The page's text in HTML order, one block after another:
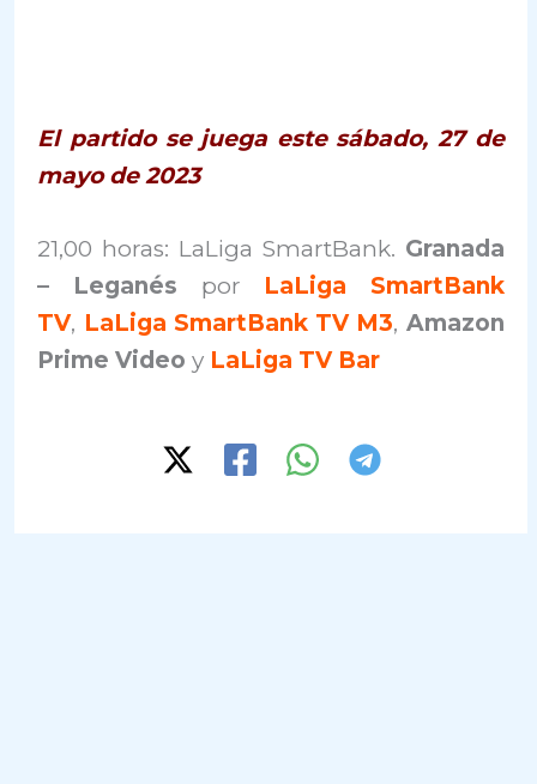
El partido se juega este sábado, 27 de
mayo de 2023
21,00 horas: LaLiga SmartBank. Granada
– Leganés por LaLiga SmartBank
TV, LaLiga SmartBank TV M3, Amazon
Prime Video y LaLiga TV Bar